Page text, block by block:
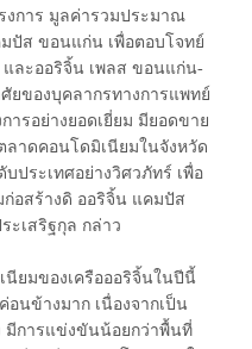
งการ มูลค่ารวมประมาณ
ปัส ขอนแก่น เพื่อตอบโจทย์
ละออริจิ้น เพลส ขอนแก่น-
ยของบุคลากรทางการแพทย์
ารอย่างยอดเยี่ยม มียอดขาย
ลาดคอนโดมิเนียมในจังหวัด
บประเทศอย่างวิศวภัทร์ เพื่อ
ก่อสร้างดิ ออริจิ้น แคมปัส
เสริฐกุล กล่าว
ยมของเครือออริจิ้นในปีนี้
นข้างมาก เนื่องจากเป็น
มีการแข่งขันน้อยกว่าพื้นที่